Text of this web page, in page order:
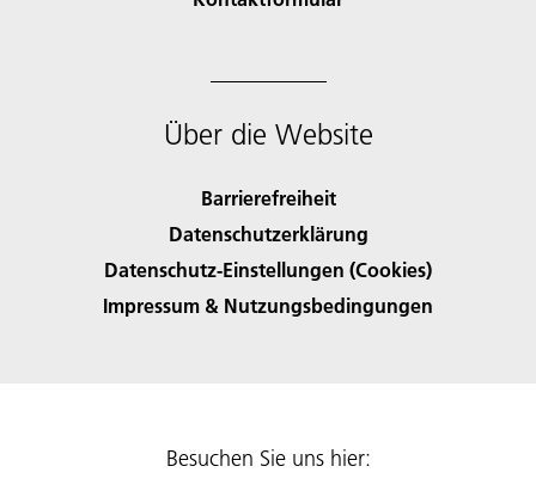
Über die Website
Barrierefreiheit
Datenschutzerklärung
Datenschutz-Einstellungen (Cookies)
Impressum & Nutzungsbedingungen
Besuchen Sie uns hier: